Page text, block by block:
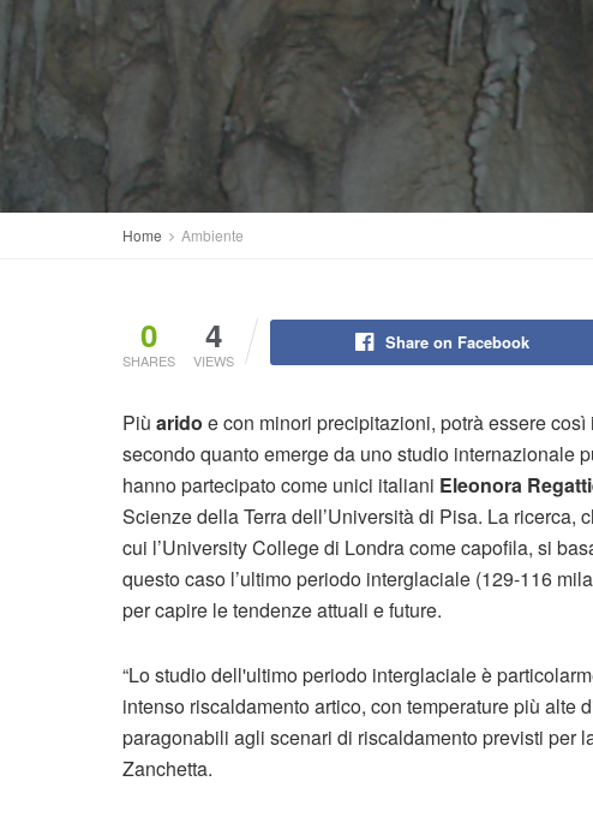
Home Ambiente
0
SHARES
4
VIEWS
Share on Facebook
Più arido e con minori precipitazioni, potrà essere così
secondo quanto emerge da uno studio internazionale
hanno partecipato come unici italiani Eleonora
Scienze della Terra dell’Università di Pisa. La
cui l’University College di Londra come capofila, si
questo caso l’ultimo periodo interglaciale (129-116
per capire le tendenze attuali e future.
“Lo studio dell'ultimo periodo interglaciale è
intenso riscaldamento artico, con temperature più alte
paragonabili agli scenari di riscaldamento previsti per
Zanchetta.